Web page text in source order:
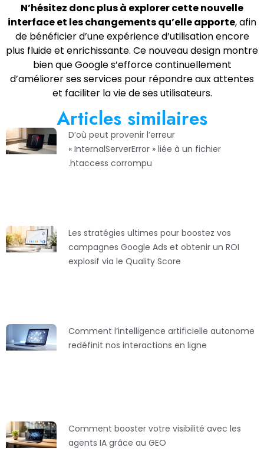
Articles similaires
D’où peut provenir l’erreur
« InternalServerError » liée à un fichier
.htaccess corrompu
Les stratégies ultimes pour boostez vos
campagnes Google Ads et obtenir un ROI
explosif via le Quality Score
Comment l’intelligence artificielle autonome
redéfinit nos interactions en ligne
Comment booster votre visibilité avec les
agents IA grâce au GEO
N’hésitez donc plus à explorer cette nouvelle
interface et les changements qu’elle apporte, afin
de bénéficier d’une expérience d’utilisation encore
plus fluide et enrichissante. Ce nouveau design montre
bien que Google s’efforce continuellement
d’améliorer ses services pour répondre aux attentes
et faciliter la vie de ses utilisateurs.